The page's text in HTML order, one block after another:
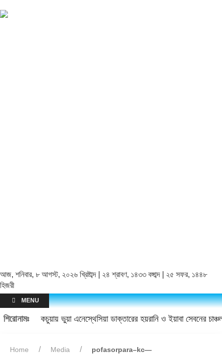
আজ, শনিবার, ৮ আগস্ট, ২০২৬ খ্রিষ্টাব্দ | ২৪ শ্রাবণ, ১৪৩৩ বঙ্গাব্দ | ২৫ সফর, ১৪৪৮
হিজরী
MENU
শিরোনামঃ কচুয়ায় ভুয়া এনেস্থেসিয়া ডাক্তারের হয়রানি ও ইয়াবা সেবনের
Home Media pofasorpara–kc—